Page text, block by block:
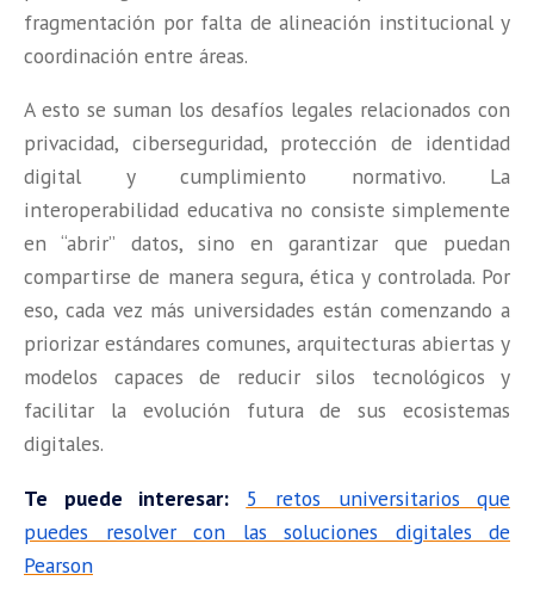
fragmentación por falta de alineación institucional y
coordinación entre áreas.
A esto se suman los desafíos legales relacionados con
privacidad, ciberseguridad, protección de identidad
digital y cumplimiento normativo. La
interoperabilidad educativa no consiste simplemente
en “abrir” datos, sino en garantizar que puedan
compartirse de manera segura, ética y controlada. Por
eso, cada vez más universidades están comenzando a
priorizar estándares comunes, arquitecturas abiertas y
modelos capaces de reducir silos tecnológicos y
facilitar la evolución futura de sus ecosistemas
digitales.
Te puede interesar:
5 retos universitarios que
puedes resolver con las soluciones digitales de
Pearson